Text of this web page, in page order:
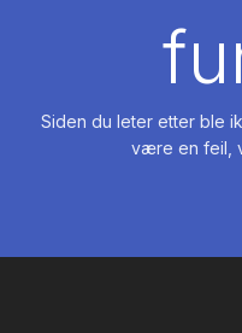
Siden du leter etter ble
være en feil,